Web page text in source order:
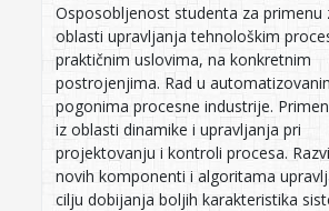
Osposobljenost studenta za primenu
oblasti upravljanja tehnološkim
praktičnim uslovima, na konkretnim
postrojenjima. Rad u
pogonima procesne industrije.
iz oblasti dinamike i upravljanja pri
projektovanju i kontroli procesa.
novih komponenti i algoritama
cilju dobijanja boljih karakteristika